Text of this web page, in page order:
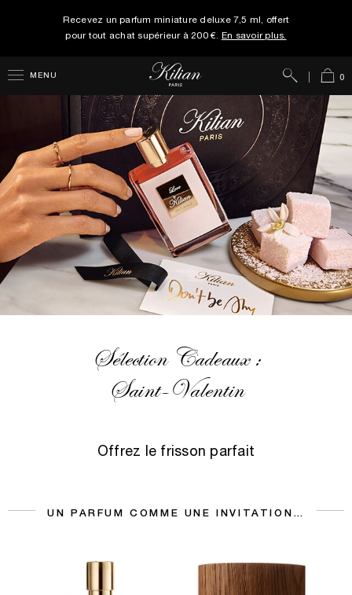
Recevez un parfum miniature deluxe 7,5 ml, offert
pour tout achat supérieur à 200 €. En savoir plus.
MENU 0
Rechercher
Sélection Cadeaux :
Saint-Valentin
Offrez le frisson parfait
UN PARFUM COMME UNE INVITATION…